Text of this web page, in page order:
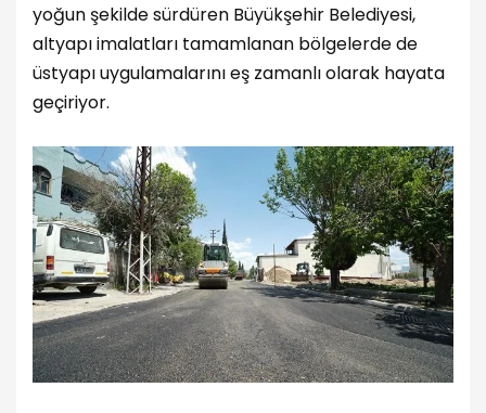
yoğun şekilde sürdüren Büyükşehir Belediyesi,
altyapı imalatları tamamlanan bölgelerde de
üstyapı uygulamalarını eş zamanlı olarak hayata
geçiriyor.